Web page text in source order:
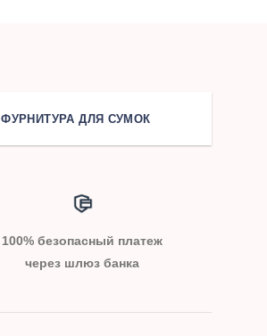
ФУРНИТУРА ДЛЯ СУМОК
100% безопасный платеж
через шлюз банка